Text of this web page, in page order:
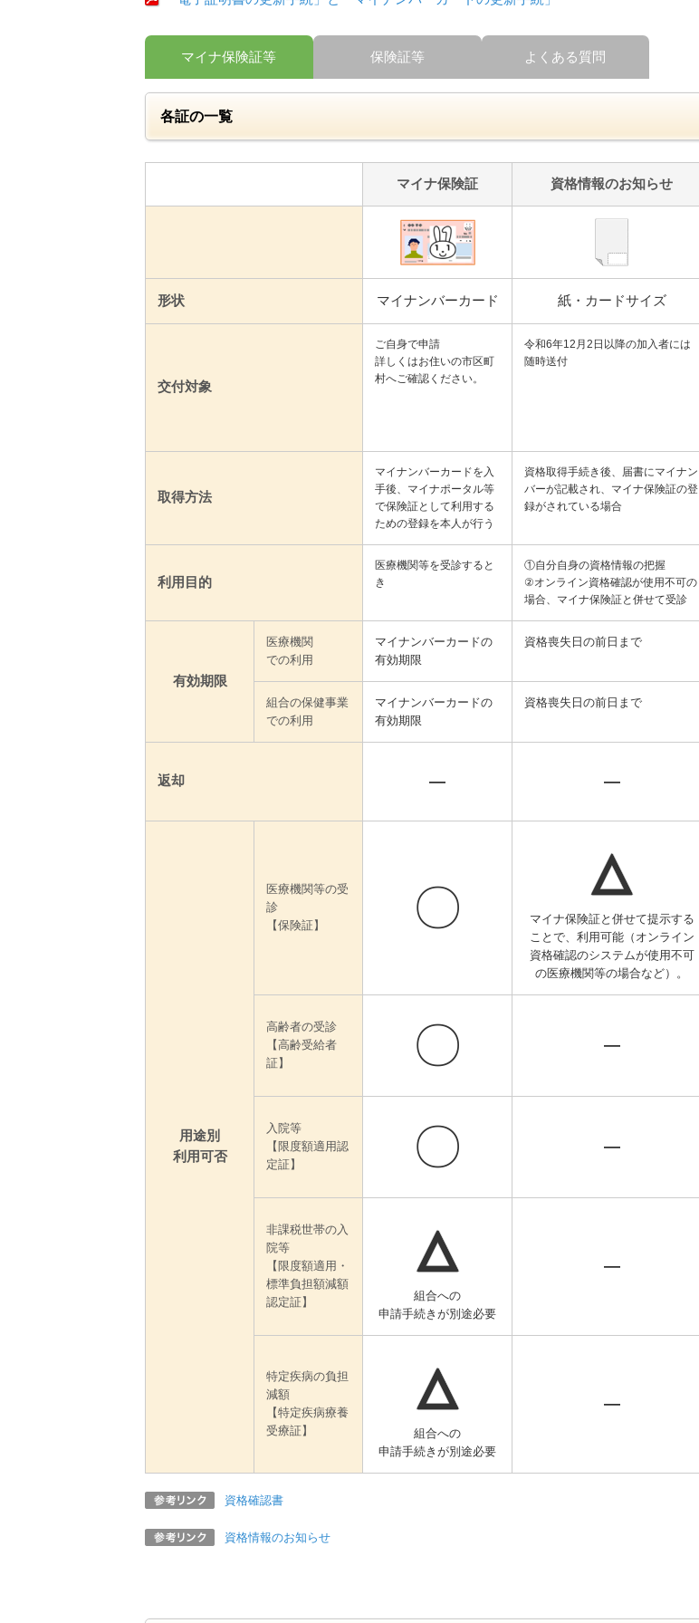
マイナ保険証等 保険証等 よくある質問
各証の一覧
マイナ保険証 資格情報のお知らせ
形状 マイナンバーカード 紙・カードサイズ
交付対象
ご自身で申請
詳しくはお住いの市区町
村へご確認ください。
令和6年12月2日以降の加入者には
随時送付
取得方法
マイナンバーカードを入
手後、マイナポータル等
で保険証として利用する
ための登録を本人が行う
資格取得手続き後、届書にマイナン
バーが記載され、マイナ保険証の登
録がされている場合
利用目的
医療機関等を受診すると
き
①自分自身の資格情報の把握
②オンライン資格確認が使用不可の
場合、マイナ保険証と併せて受診
有効期限
医療機関
での利用
マイナンバーカードの
有効期限
資格喪失日の前日まで
組合の保健事業
での利用
マイナンバーカードの
有効期限
資格喪失日の前日まで
返却 ― ―
用途別
利用可否
医療機関等の受
診
【保険証】
〇
△
マイナ保険証と併せて提示する
ことで、利用可能（オンライン
資格確認のシステムが使用不可
の医療機関等の場合など）。
高齢者の受診
【高齢受給者
証】
〇 ―
入院等
【限度額適用認
定証】
〇 ―
非課税世帯の入
院等
【限度額適用・
標準負担額減額
認定証】
△
組合への
申請手続きが別途必要
―
特定疾病の負担
減額
【特定疾病療養
受療証】
△
組合への
申請手続きが別途必要
―
資格確認書
資格情報のお知らせ